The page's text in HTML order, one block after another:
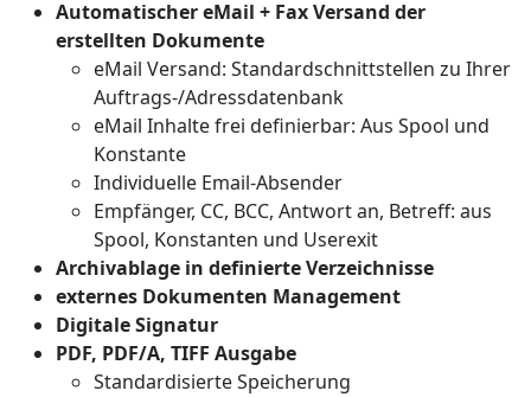
Automatischer eMail + Fax Versand der
erstellten Dokumente
eMail Versand: Standardschnittstellen zu Ihrer
Auftrags-/Adressdatenbank
eMail Inhalte frei definierbar: Aus Spool und
Konstante
Individuelle Email-Absender
Empfänger, CC, BCC, Antwort an, Betreff: aus
Spool, Konstanten und Userexit
Archivablage in definierte Verzeichnisse
externes Dokumenten Management
Digitale Signatur
PDF, PDF/A, TIFF Ausgabe
Standardisierte Speicherung